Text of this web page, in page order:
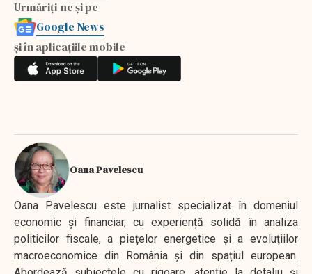
Urmăriți-ne și pe
Google News
și în aplicațiile mobile
Oana Pavelescu
Oana Pavelescu este jurnalist specializat în domeniul
economic și financiar, cu experiență solidă în analiza
politicilor fiscale, a piețelor energetice și a evoluțiilor
macroeconomice din România și din spațiul european.